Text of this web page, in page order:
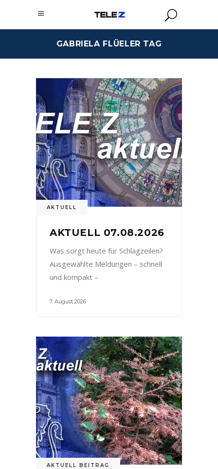
GABRIELA FLÜELER TAG
AKTUELL
AKTUELL 07.08.2026
Was sorgt heute für Schlagzeilen?
Ausgewählte Meldungen – schnell
und kompakt –
7. August 2026
AKTUELL BEITRAG